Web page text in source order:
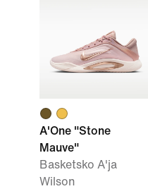
A'One "Stone
Mauve"
Basketsko A'ja
Wilson